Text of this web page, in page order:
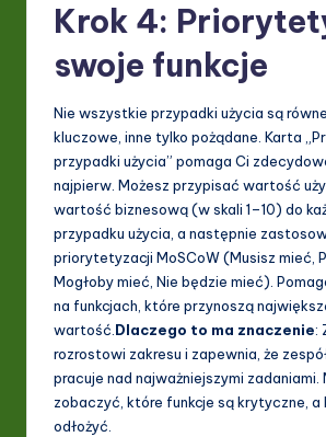
Krok 4:
swoje funkcje
Nie wszystkie przypadki użycia są
kluczowe, inne tylko pożądane. Karta
przypadki użycia” pomaga Ci
najpierw. Możesz przypisać wartość
wartość biznesową (w skali 1–10) do
przypadku użycia, a następnie
priorytetyzacji MoSCoW (Musisz mieć,
Mogłoby mieć, Nie będzie mieć).
na funkcjach, które przynoszą
wartość. Dlaczego to ma znaczenie:
rozrostowi zakresu i zapewnia, że
pracuje nad najważniejszymi zadaniami.
zobaczyć, które funkcje są krytyczne, a
odłożyć.